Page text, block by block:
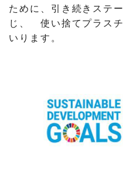
ために、引き続きステ
じ、 使い捨てプラス
いります。